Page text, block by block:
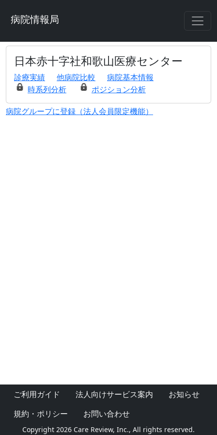
病院情報局
日本赤十字社和歌山医療センター
診療実績 他病院比較
病院基本情報
時系列分析
ポジション分析
病院グループに登録（法人会員限定機能）
ご利用ガイド 法人向けサービス案内
お知らせ
規約・ポリシー
お問い合わせ
Copyright 2026 Care Review, Inc., All rights reserved.